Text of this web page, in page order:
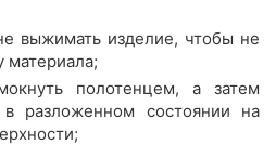
выжимать изделие, чтобы не
материала;
полотенцем, а затем
в разложенном состоянии на